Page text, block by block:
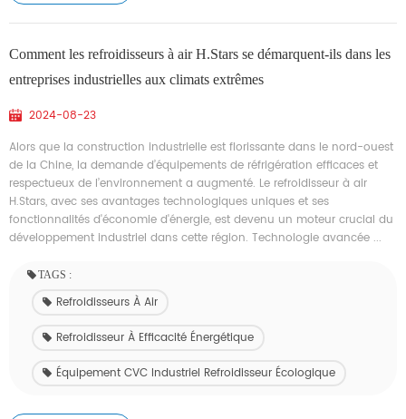
Comment les refroidisseurs à air H.Stars se démarquent-ils dans les
entreprises industrielles aux climats extrêmes
2024-08-23
Alors que la construction industrielle est florissante dans le nord-ouest
de la Chine, la demande d’équipements de réfrigération efficaces et
respectueux de l’environnement a augmenté. Le refroidisseur à air
H.Stars, avec ses avantages technologiques uniques et ses
fonctionnalités d'économie d'énergie, est devenu un moteur crucial du
développement industriel dans cette région. Technologie avancée ...
TAGS :
Refroidisseurs À Air
Refroidisseur À Efficacité Énergétique
Équipement CVC Industriel Refroidisseur Écologique